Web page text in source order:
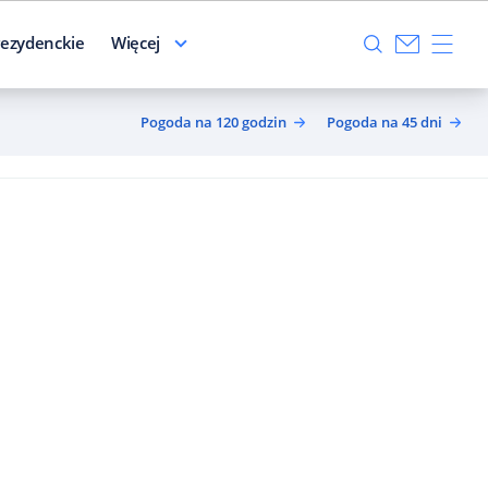
Więcej
Pogoda na 120 godzin Pogoda na 45 dni